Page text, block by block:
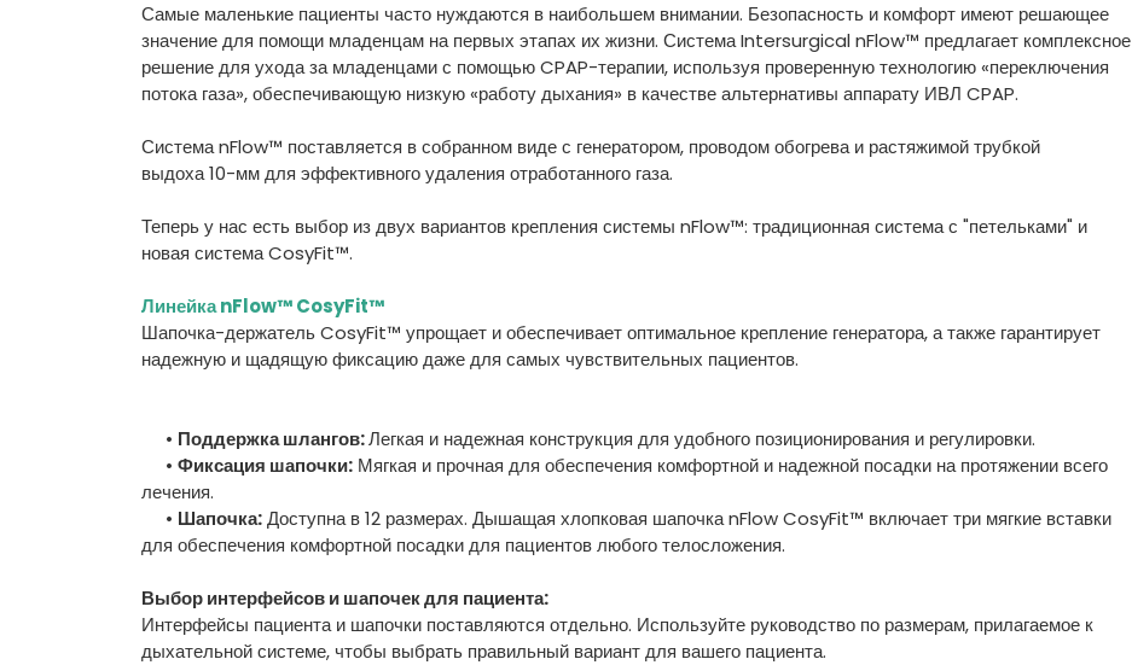
Самые маленькие пациенты часто нуждаются в наибольшем внимании. Безопасность и комфорт имеют решающее
значение для помощи младенцам на первых этапах их жизни. Система Intersurgical nFlow™ предлагает комплексное
решение для ухода за младенцами с помощью CPAP-терапии, используя проверенную технологию «переключения
потока газа», обеспечивающую низкую «работу дыхания» в качестве альтернативы аппарату ИВЛ CPAP.
Система nFlow™ поставляется в собранном виде с генератором, проводом обогрева и растяжимой трубкой
выдоха 10-мм для эффективного удаления отработанного газа.
Теперь у нас есть выбор из двух вариантов крепления системы nFlow™: традиционная система с "петельками" и
новая система CosyFit™.
Линейка nFlow™ CosyFit™
Шапочка-держатель CosyFit™ упрощает и обеспечивает оптимальное крепление генератора, а также гарантирует
надежную и щадящую фиксацию даже для самых чувствительных пациентов.
• Поддержка шлангов:Легкая и надежная конструкция для удобного позиционирования и регулировки.
• Фиксация шапочки: Мягкая и прочная для обеспечения комфортной и надежной посадки на протяжении всего
лечения.
• Шапочка:Доступна в 12 размерах. Дышащая хлопковая шапочка nFlow CosyFit™ включает три мягкие вставки
для обеспечения комфортной посадки для пациентов любого телосложения.
Выбор интерфейсов и шапочек для пациента:
Интерфейсы пациента и шапочки поставляются отдельно. Используйте руководство по размерам, прилагаемое к
дыхательной системе, чтобы выбрать правильный вариант для вашего пациента.